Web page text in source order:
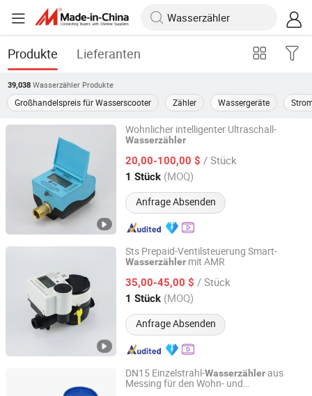
Produkte Lieferanten
39,038 Wasserzähler Produkte
Großhandelspreis für Wasserscooter Zähler Wassergeräte
Wohnlicher intelligenter Ultraschall-
Wasserzähler
20,00-100,00 $ / Stück
1 Stück (MOQ)
Anfrage Absenden
NINGBO WATER METER(GROUP) CO., LTD.
Zhejiang, China Seit 2014
Sts Prepaid-Ventilsteuerung Smart-
Wasserzähler mit AMR
35,00-45,00 $ / Stück
1 Stück (MOQ)
Anfrage Absenden
NINGBO WATER METER(GROUP) CO., LTD.
Zhejiang, China Seit 2014
DN15 Einzelstrahl-Wasserzähler aus
Messing für den Wohn- und
Shandong Rongxian Instrument Technology Co., Ltd.